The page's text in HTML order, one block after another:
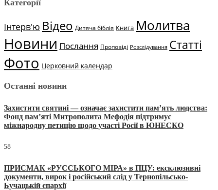
Категорії
Інтерв'ю Відео Дитяча біблія Книга Молитва
Новини Послання Проповіді Розслідування Статті
Фото Церковний календар
Останні новини
Захистити святині — означає захистити пам’ять людства:
Фонд пам’яті Митрополита Мефодія підтримує
міжнародну петицію щодо участі Росії в ЮНЕСКО
58
ПРИСМАК «РУССЬКОГО МІРА» в ПЦУ: ексклюзивні
документи, вирок і російський слід у Тернопільсько-
Бучацькій єпархії